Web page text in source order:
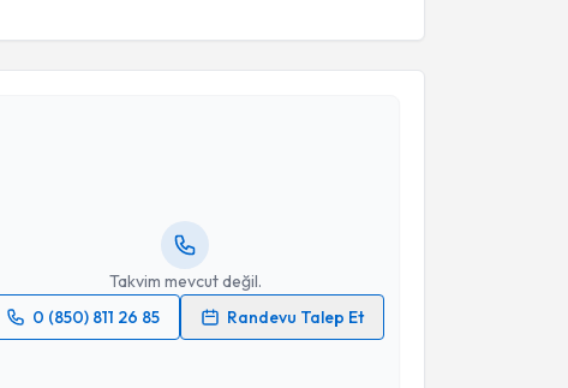
Takvim mevcut değil.
0 (850) 811 26 85
Randevu Talep Et